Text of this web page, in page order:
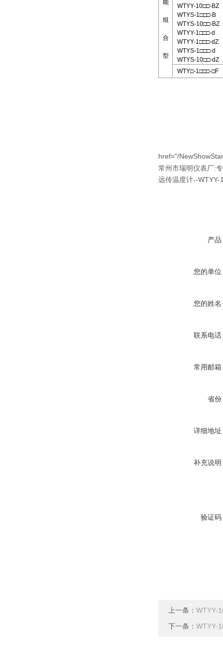
能
组
合
型
WTYY-10□□-BZ
WTYS-1□□□-B
WTYS-10□□-BZ
WTYY-1□□□-d
WTYY-1□□□-dZ
WTYS-1□□□-d
WTYS-10□□-dZ
WTY□-1□□□-□F
href="/
常州市瑞明仪表厂:
远传温度计--
产品
您的单位
您的姓名
联系电话
常用邮箱
省份
详细地址
补充说明
验证码
上一条： WTYY-
下一条： WTYY-